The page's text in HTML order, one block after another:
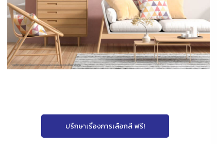
ปรึกษาเรื่องการเลือกสี ฟรี!